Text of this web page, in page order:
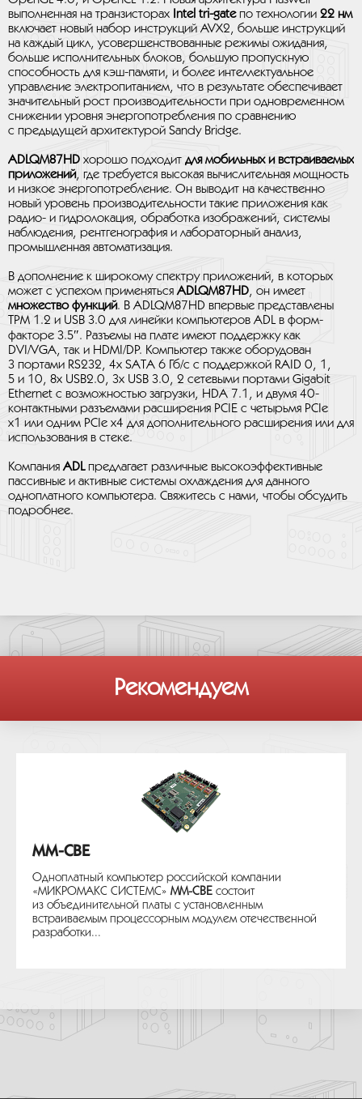
выполненная на транзисторах Intel tri-gateпо технологии 22 нм
включает новый набор инструкций AVX2, больше инструкций
на каждый цикл, усовершенствованные режимы ожидания,
больше исполнительных блоков, большую пропускную
способность для кэш-памяти, и более интеллектуальное
управление электропитанием, что в результате обеспечивает
значительный рост производительности при одновременном
снижении уровня энергопотребления по сравнению
с предыдущей архитектурой Sandy Bridge.
ADLQM87HD хорошо подходит для мобильных и встраиваемых
приложений, где требуется высокая вычислительная мощность
и низкое энергопотребление. Он выводит на качественно
новый уровень производительности такие приложения как
радио- и гидролокация, обработка изображений, системы
наблюдения, рентгенография и лабораторный анализ,
промышленная автоматизация.
В дополнение к широкому спектру приложений, в которых
может с успехом применятьсяADLQM87HD, он имеет
множество функций. В ADLQM87HD впервые представлены
TPM 1.2 и USB 3.0 для линейки компьютеров ADL в форм-
факторе 3.5″. Разъемы на плате имеют поддержку как
DVI/VGA, так и HDMI/DP. Компьютер также оборудован
3 портами RS232, 4x SATA 6 Гб/с с поддержкой RAID 0, 1,
5 и 10, 8x USB2.0, 3x USB 3.0, 2 сетевыми портами Gigabit
Ethernet с возможностью загрузки, HDA 7.1, и двумя 40-
контактными разъемами расширения PCIE с четырьмя PCIe
x1 или одним PCIe x4 для дополнительного расширения или для
использования в стеке.
КомпанияADLпредлагает различные высокоэффективные
пассивные и активные системы охлаждения для данного
одноплатного компьютера. Свяжитесь с нами, чтобы обсудить
подробнее.
Рекомендуем
MM-CBE
Одноплатный компьютер российской компании
«МИКРОМАКС СИСТЕМС» MM-CBE состоит
из объединительной платы с установленным
встраиваемым процессорным модулем отечественной
разработки...